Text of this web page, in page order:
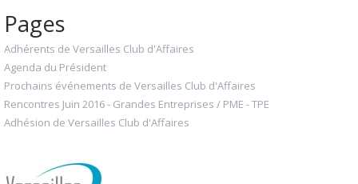
Pages
Adhérents de Versailles Club d'Affaires
Agenda du Président
Prochains événements de Versailles Club d'Affaires
Rencontres Juin 2016 - Grandes Entreprises / PME - TPE
Adhésion de Versailles Club d'Affaires